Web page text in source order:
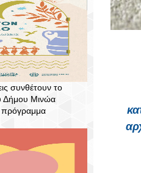
συνθέτουν το
Δήμου Μινώα
πρόγραμμα